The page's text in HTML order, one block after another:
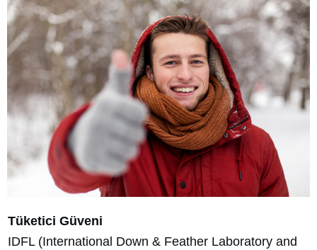
Tüketici Güveni
IDFL (International Down & Feather Laboratory and